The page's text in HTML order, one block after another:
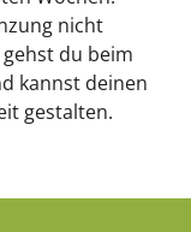
nicht
du beim
kannst deinen
gestalten.